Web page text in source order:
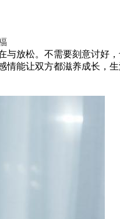
放松。不需要刻意讨
能让双方都滋养成长，